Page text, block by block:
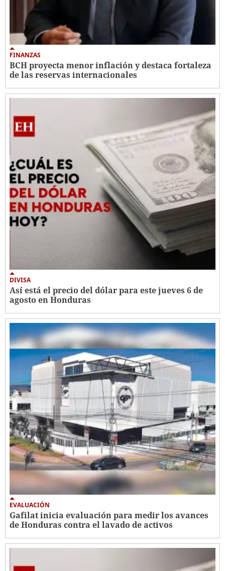
FINANZAS
BCH proyecta menor inflación y destaca fortaleza
de las reservas internacionales
DIVISA
Así está el precio del dólar para este jueves 6 de
agosto en Honduras
EVALUACIÓN
Gafilat inicia evaluación para medir los avances
de Honduras contra el lavado de activos